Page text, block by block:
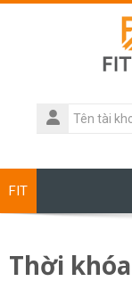
Tên
tài
FIT
Thời